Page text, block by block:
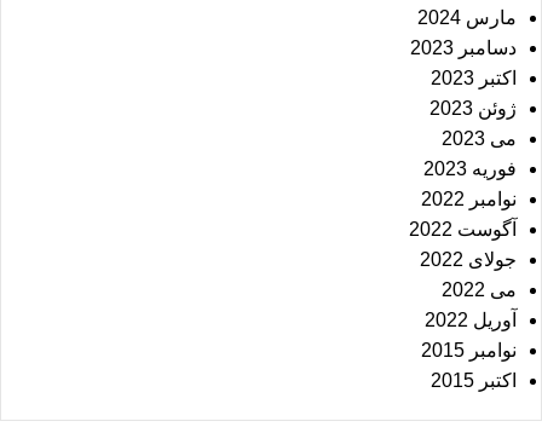
مارس 2024
دسامبر 2023
اکتبر 2023
ژوئن 2023
می 2023
فوریه 2023
نوامبر 2022
آگوست 2022
جولای 2022
می 2022
آوریل 2022
نوامبر 2015
اکتبر 2015